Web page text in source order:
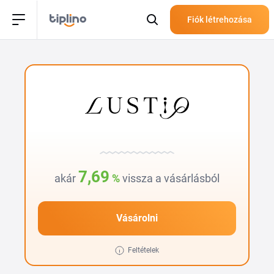
Fiók létrehozása
akár7,69 %vissza a vásárlásból
Vásárolni
Feltételek